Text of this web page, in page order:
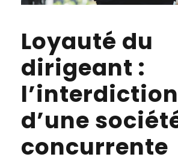
Loyauté du
dirigeant :
l’interdiction
d’une
concurrente